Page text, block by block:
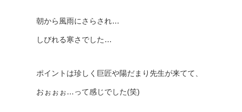
朝から風雨にさらされ…
しびれる寒さでした…
ポイントは珍しく巨匠や陽だまり先生が来てて、
おぉぉぉ…って感じでした(笑)